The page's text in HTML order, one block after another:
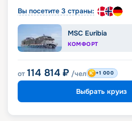
Вы посетите 3 страны:
MSC Euribia
КОМФОРТ
от 114 814 ₽ /чел +1 000
Выбрать круиз